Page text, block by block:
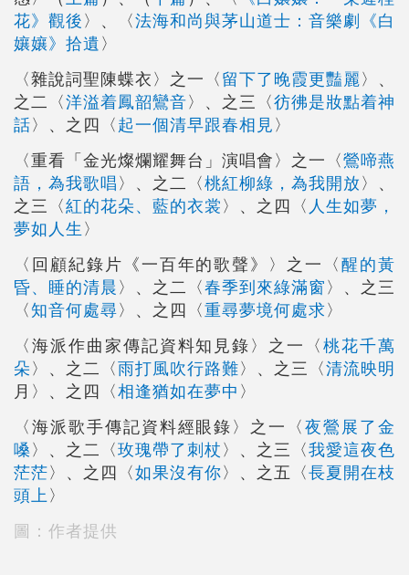
花》觀後〉、〈法海和尚與茅山道士：音樂劇《白
孃孃》拾遺〉
〈雜說詞聖陳蝶衣〉之一〈留下了晚霞更豔麗〉、
之二〈洋溢着鳳韶鸞音〉、之三〈彷彿是妝點着神
話〉、之四〈起一個清早跟春相見〉
〈重看「金光燦爛耀舞台」演唱會〉之一〈鶯啼燕
語，為我歌唱〉、之二〈桃紅柳綠，為我開放〉、
之三〈紅的花朵、藍的衣裳〉、之四〈 人生如夢，
夢如人生 〉
〈回顧紀錄片《一百年的歌聲》〉之一〈醒的黃
昏、睡的清晨〉、之二〈春季到來綠滿窗〉、之三
〈知音何處尋〉、之四〈重尋夢境何處求〉
〈海派作曲家傳記資料知見錄〉之一〈桃花千萬
朵〉、之二〈雨打風吹行路難〉、之三〈清流映明
月 〉、之四〈相逢猶如在夢中 〉
〈海派歌手傳記資料經眼錄〉之一〈夜鶯展了金
嗓〉、之二〈玫瑰帶了刺杖〉、之三〈我愛這夜色
茫茫〉、之四〈如果沒有你〉、之五〈長夏開在枝
頭上 〉
圖：作者提供